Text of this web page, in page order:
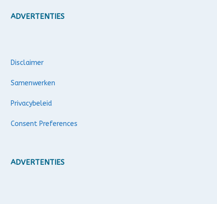
ADVERTENTIES
Disclaimer
Samenwerken
Privacybeleid
Consent Preferences
ADVERTENTIES